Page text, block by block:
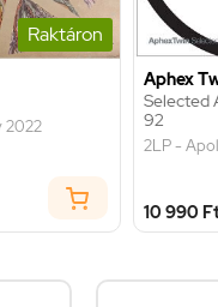
Raktáron
2022
Aphex
Selected
92
2LP -
10 990